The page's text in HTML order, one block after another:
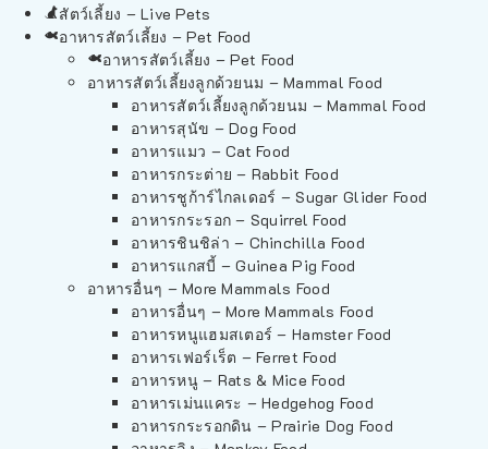
สัตว์เลี้ยง – Live Pets
อาหารสัตว์เลี้ยง – Pet Food
อาหารสัตว์เลี้ยง – Pet Food
อาหารสัตว์เลี้ยงลูกด้วยนม – Mammal Food
อาหารสัตว์เลี้ยงลูกด้วยนม – Mammal Food
อาหารสุนัข – Dog Food
อาหารแมว – Cat Food
อาหารกระต่าย – Rabbit Food
อาหารชูก้าร์ไกลเดอร์ – Sugar Glider Food
อาหารกระรอก – Squirrel Food
อาหารชินชิล่า – Chinchilla Food
อาหารแกสบี้ – Guinea Pig Food
อาหารอื่นๆ – More Mammals Food
อาหารอื่นๆ – More Mammals Food
อาหารหนูแฮมสเตอร์ – Hamster Food
อาหารเฟอร์เร็ต – Ferret Food
อาหารหนู – Rats & Mice Food
อาหารเม่นแคระ – Hedgehog Food
อาหารกระรอกดิน – Prairie Dog Food